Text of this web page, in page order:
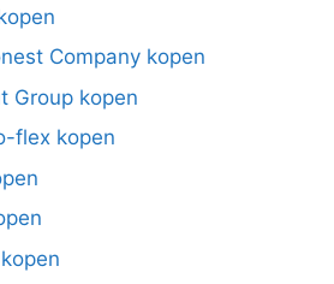
Company kopen
Group kopen
flex kopen